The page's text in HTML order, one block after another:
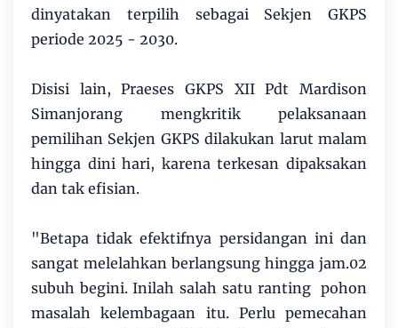
dinyatakan terpilih sebagai Sekjen GKPS
periode 2025 - 2030.
Disisi lain, Praeses GKPS XII Pdt Mardison
Simanjorang mengkritik pelaksanaan
pemilihan Sekjen GKPS dilakukan larut malam
hingga dini hari, karena terkesan dipaksakan
dan tak efisian.
"Betapa tidak efektifnya persidangan ini dan
sangat melelahkan berlangsung hingga jam.02
subuh begini. Inilah salah satu ranting pohon
masalah kelembagaan itu. Perlu pemecahan